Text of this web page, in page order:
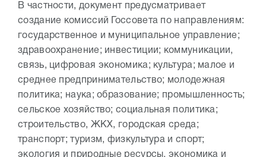
В частности, документ предусматривает
создание комиссий Госсовета по направлениям:
государственное и муниципальное управление;
здравоохранение; инвестиции; коммуникации,
связь, цифровая экономика; культура; малое и
среднее предпринимательство; молодежная
политика; наука; образование; промышленность;
сельское хозяйство; социальная политика;
строительство, ЖКХ, городская среда;
транспорт; туризм, физкультура и спорт;
экология и природные ресурсы, экономика и